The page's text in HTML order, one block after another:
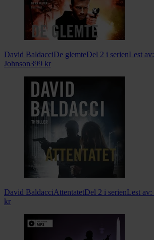
David BaldacciDe glemteDel 2 i serienLest av:
Johnson399 kr
David BaldacciAttentatetDel 2 i serienLest av:
kr